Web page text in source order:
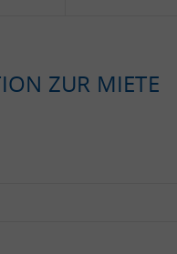
ZUR MIETE